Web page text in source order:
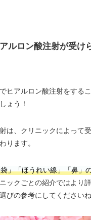
ルロン酸注射が受け
ヒアルロン酸注射をする
ょう！
は、クリニックによって
ります。
」「ほうれい線」「鼻」
ックごとの紹介ではより
びの参考にしてくださいね